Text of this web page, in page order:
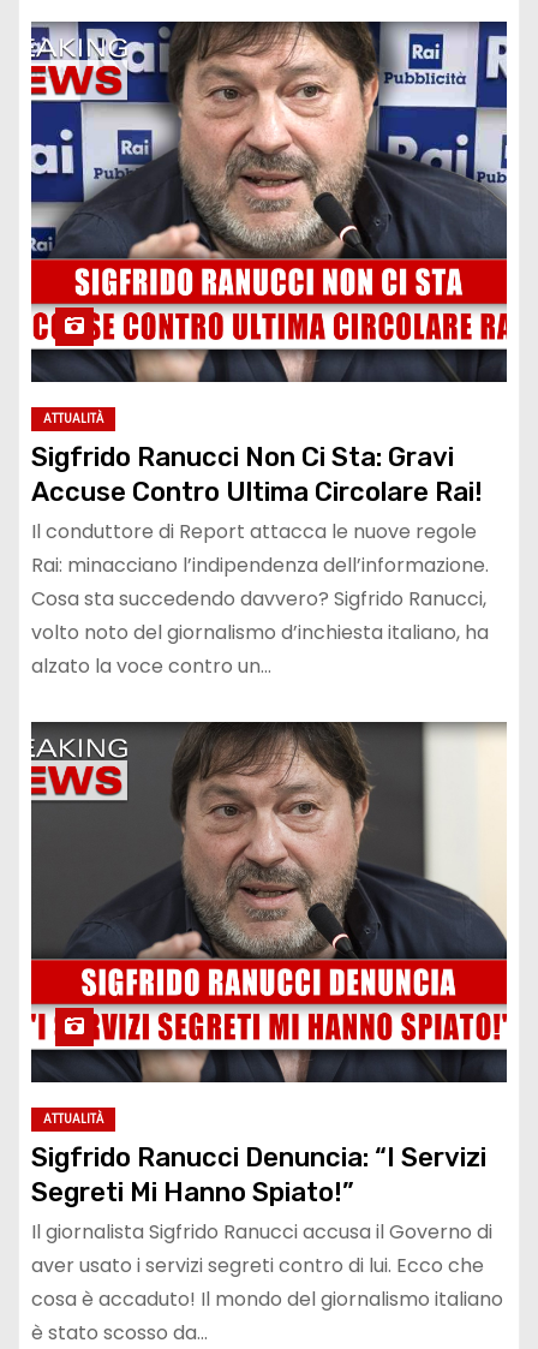
ATTUALITÀ
Sigfrido Ranucci Non Ci Sta: Gravi
Accuse Contro Ultima Circolare Rai!
Il conduttore di Report attacca le nuove regole
Rai: minacciano l’indipendenza dell’informazione.
Cosa sta succedendo davvero? Sigfrido Ranucci,
volto noto del giornalismo d’inchiesta italiano, ha
alzato la voce contro un…
ATTUALITÀ
Sigfrido Ranucci Denuncia: “I Servizi
Segreti Mi Hanno Spiato!”
Il giornalista Sigfrido Ranucci accusa il Governo di
aver usato i servizi segreti contro di lui. Ecco che
cosa è accaduto! Il mondo del giornalismo italiano
è stato scosso da…